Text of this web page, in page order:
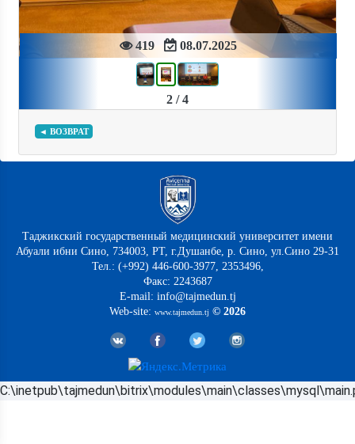
419 08.07.2025
2 / 4
◄ ВОЗВРАТ
Таджикский государственный медицинский университет имени
Абуали ибни Сино, 734003, РТ, г.Душанбе, р. Сино, ул.Сино 29-31
Тел.: (+992) 446-600-3977, 2353496,
Факс: 2243687
E-mail: info@tajmedun.tj
Web-site: www.tajmedun.tj © 2026